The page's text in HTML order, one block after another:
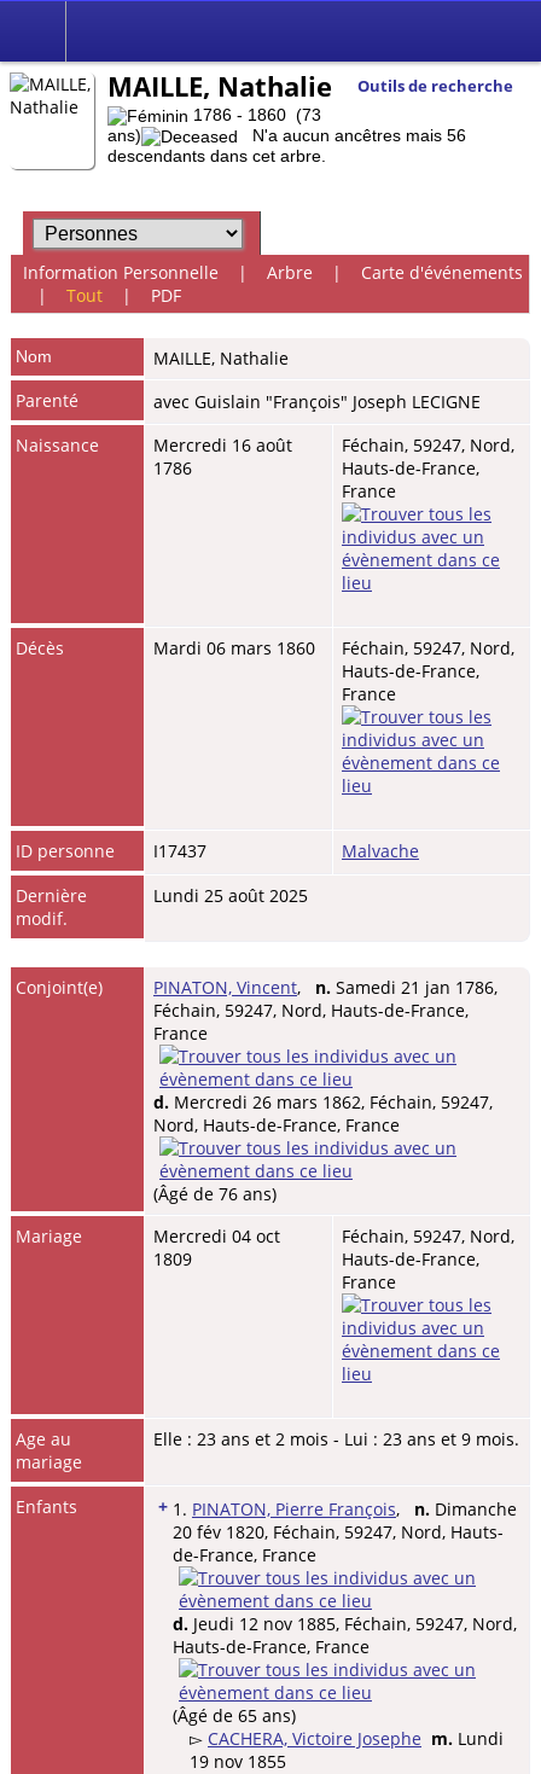
Outils de recherche
MAILLE, Nathalie
1786 - 1860 (73
ans)
N'a aucun ancêtres mais 56
descendants dans cet arbre.
Information Personnelle | Arbre | Carte d'événements
| Tout| PDF
Nom MAILLE, Nathalie
Parenté
avec Guislain "François" Joseph LECIGNE
Naissance
Mercredi 16 août
1786
Féchain, 59247, Nord,
Hauts-de-France,
France
Décès Mardi 06 mars 1860
Féchain, 59247, Nord,
Hauts-de-France,
France
ID personne I17437
Malvache
Dernière
modif.
Lundi 25 août 2025
Conjoint(e) PINATON, Vincent, n. Samedi 21 jan 1786,
Féchain, 59247, Nord, Hauts-de-France,
France
d. Mercredi 26 mars 1862, Féchain, 59247,
Nord, Hauts-de-France, France
(Âgé de 76 ans)
Mariage
Mercredi 04 oct
1809
Féchain, 59247, Nord,
Hauts-de-France,
France
Age au
mariage
Elle : 23 ans et 2 mois - Lui : 23 ans et 9 mois.
Enfants + 1. PINATON, Pierre François, n. Dimanche
20 fév 1820, Féchain, 59247, Nord, Hauts-
de-France, France
d. Jeudi 12 nov 1885, Féchain, 59247, Nord,
Hauts-de-France, France
(Âgé de 65 ans)
▻ CACHERA, Victoire Josephe m. Lundi
19 nov 1855